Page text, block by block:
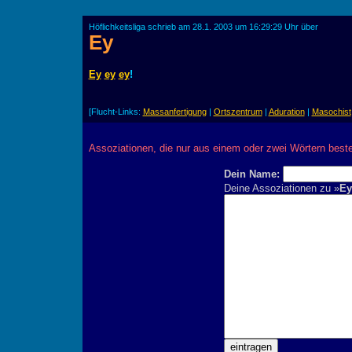
Höflichkeitsliga schrieb am 28.1. 2003 um 16:29:29 Uhr über
Ey
Ey ey ey!
[Flucht-Links: Massanfertigung| Ortszentrum| Aduration| Masochist
Assoziationen, die nur aus einem oder zwei Wörtern
Dein Name:
Deine Assoziationen zu »Ey